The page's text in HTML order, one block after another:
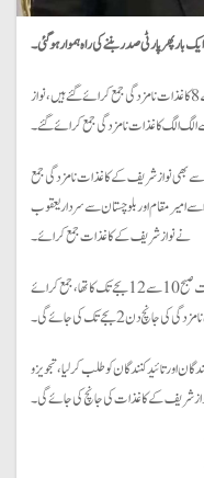
پارٹی ذرائع کے مطابق پارٹی صدر کے عہدے کیلئے نواز شریف کے 8 کاغذات نامزدگی جمع کرائے گئے ہیں، نواز
الگ کاغذات نامزدگی جمع کرائے گئے۔
سے بھی نواز شریف کے کاغذات نامزدگی جمع
مقام اور بلوچستان سے سردار یعقوب
نے نواز شریف کے کاغذات جمع کرائے۔
پارٹی صدر کے امیدوار کے لیے کاغذات نامزدگی جمع کرانے کا وقت صبح 10 سے 12بجے تک کا تھا، جمع کرائے
جانچ دن2 بجے تک کی جائے گی۔
اور تائید کنندگان کو طلب کرلیا، تجویز و
شریف کے کاغذات کی جانچ کی جائے گی۔